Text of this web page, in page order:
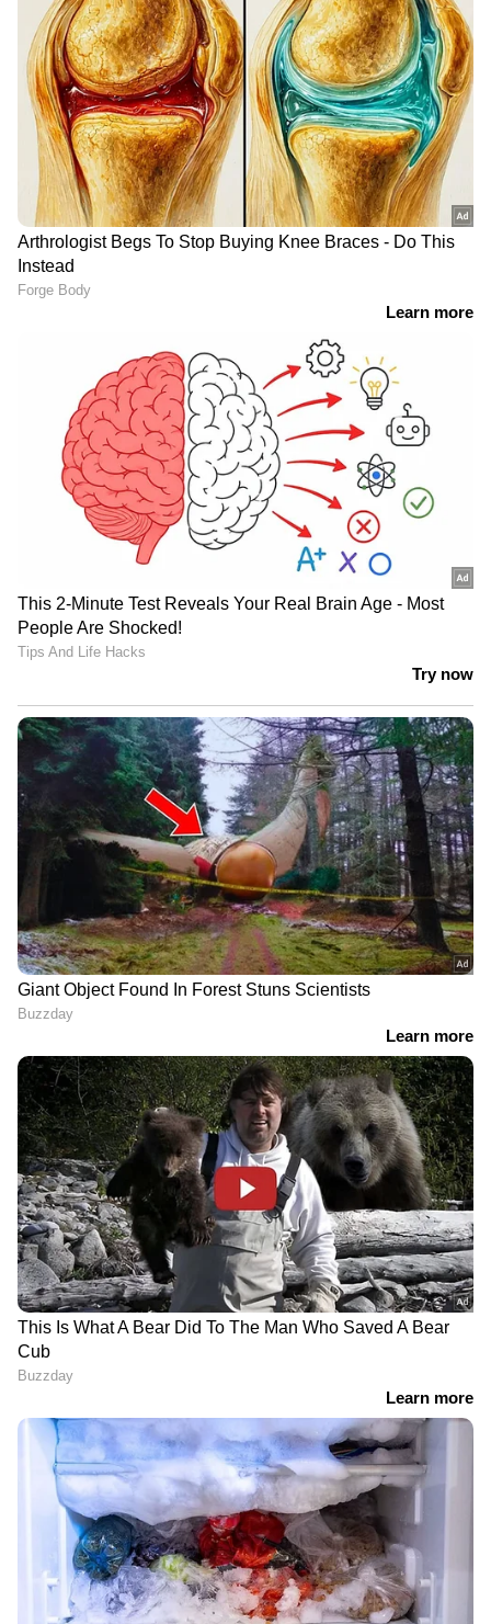
ഒഴിയാതെ കുട്ടനാട്ടുകാര്‍; വെള്ളം
ഇറങ്ങാൻ ഇനിയും സമയമെടുക്കും
News@1PM | ഒരുമണി വാർത്ത
വിശദമായി | 08 August 2026